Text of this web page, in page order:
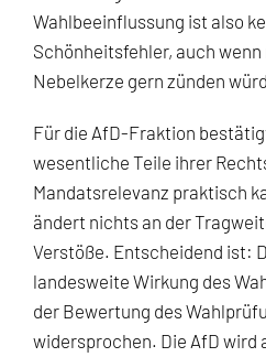
Wahlbeeinflussung ist also
Schönheitsfehler, auch
Nebelkerze gern zünden
Für die AfD-Fraktion
wesentliche Teile ihrer
Mandatsrelevanz praktisch
ändert nichts an der
Verstöße. Entscheidend ist:
landesweite Wirkung des
der Bewertung des
widersprochen. Die AfD wird